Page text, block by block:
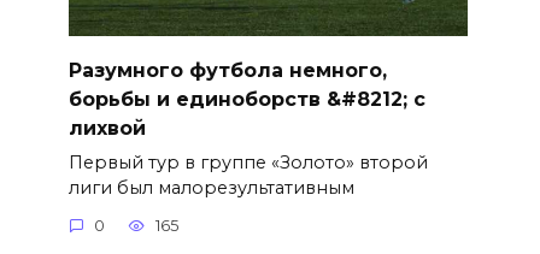
Разумного футбола немного,
борьбы и единоборств &#8212; с
лихвой
Первый тур в группе «Золото» второй
лиги был малорезультативным
0 165